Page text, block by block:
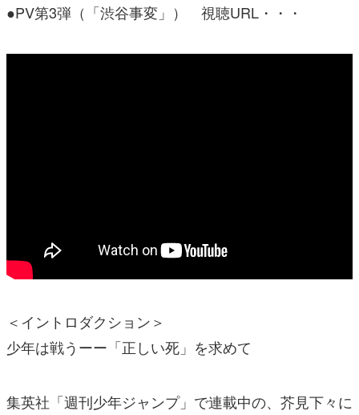
●PV第3弾（「渋谷事変」） 視聴URL・・・
＜イントロダクション＞
少年は戦うーー「正しい死」を求めて
集英社「週刊少年ジャンプ」で連載中の、芥見下々に